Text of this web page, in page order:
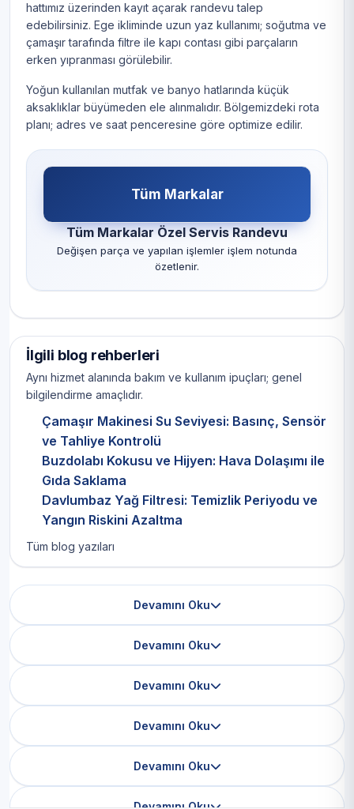
hattımız üzerinden kayıt açarak randevu talep
edebilirsiniz. Ege ikliminde uzun yaz kullanımı; soğutma ve
çamaşır tarafında filtre ile kapı contası gibi parçaların
erken yıpranması görülebilir.
Yoğun kullanılan mutfak ve banyo hatlarında küçük
aksaklıklar büyümeden ele alınmalıdır. Bölgemizdeki rota
planı; adres ve saat penceresine göre optimize edilir.
Tüm Markalar
Tüm Markalar Özel Servis Randevu
Değişen parça ve yapılan işlemler işlem notunda
özetlenir.
İlgili blog rehberleri
Aynı hizmet alanında bakım ve kullanım ipuçları; genel
bilgilendirme amaçlıdır.
Çamaşır Makinesi Su Seviyesi: Basınç, Sensör
ve Tahliye Kontrolü
Buzdolabı Kokusu ve Hijyen: Hava Dolaşımı ile
Gıda Saklama
Davlumbaz Yağ Filtresi: Temizlik Periyodu ve
Yangın Riskini Azaltma
Tüm blog yazıları
Devamını Oku
Devamını Oku
Devamını Oku
Devamını Oku
Devamını Oku